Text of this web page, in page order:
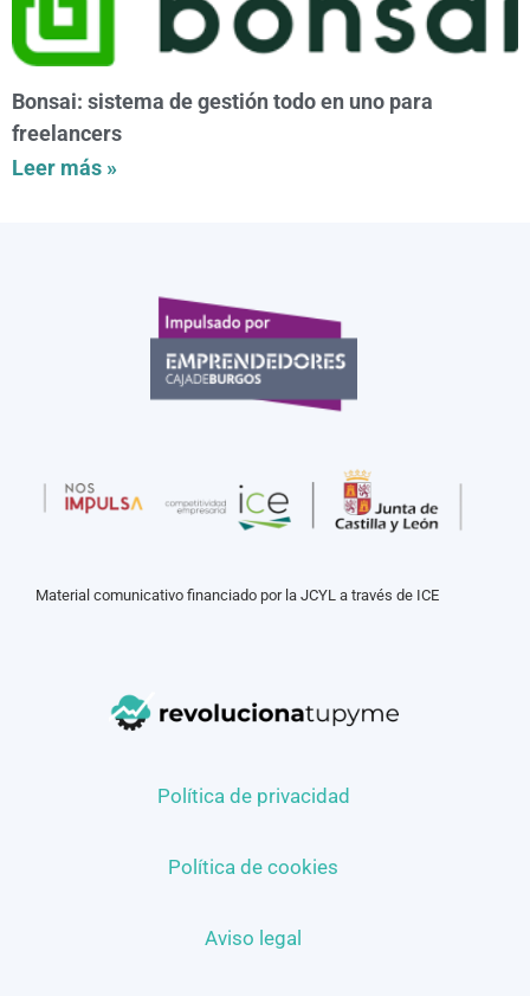
Bonsai: sistema de gestión todo en uno para
freelancers
Leer más »
Material comunicativo financiado por la JCYL a través de ICE
Política de privacidad
Política de cookies
Aviso legal